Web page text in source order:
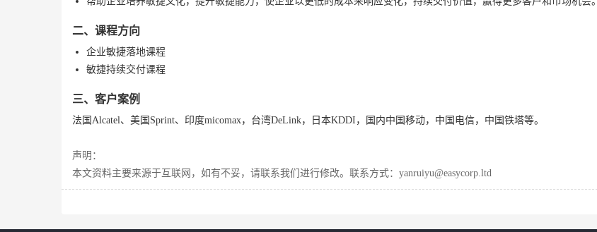
二、课程方向
企业敏捷落地课程
敏捷持续交付课程
三、客户案例
法国Alcatel、美国Sprint、印度micomax，台湾DeLink，日本KDDI，国内中国移动，中国电信，中国铁塔等。
声明：
本文资料主要来源于互联网，如有不妥，请联系我们进行修改。联系方式：yanruiyu@easycorp.ltd